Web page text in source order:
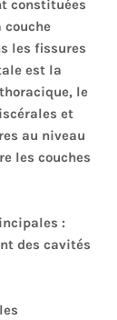
constituées
couche
les fissures
est la
le
et
au niveau
les couches
:
des cavités